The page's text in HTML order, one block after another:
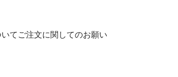
てご注文に関してのお願い